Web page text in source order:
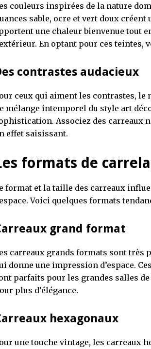
couleurs inspirées de la nature
sable, ocre et vert doux
une chaleur bienvenue tout
En optant pour ces teintes,
contrastes audacieux
ceux qui aiment les contrastes,
mélange intemporel du style art
Associez des carreaux
effet saisissant.
formats de
format et la taille des carreaux
Voici quelques formats
grand format
carreaux grands formats sont très
donne une impression d’espace.
parfaits pour les grandes salles
plus d’élégance.
hexagonaux
une touche vintage, les carreaux